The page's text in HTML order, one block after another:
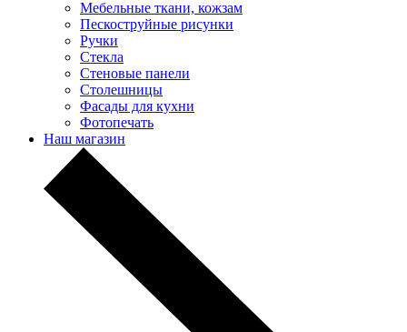
Мебельные ткани, кожзам
Пескоструйные рисунки
Ручки
Стекла
Стеновые панели
Столешницы
Фасады для кухни
Фотопечать
Наш магазин